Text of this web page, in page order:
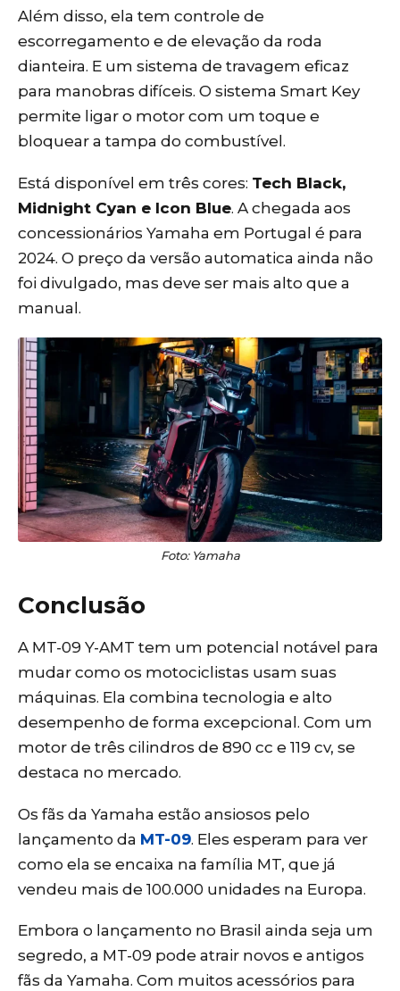
Além disso, ela tem controle de
escorregamento e de elevação da roda
dianteira. E um sistema de travagem eficaz
para manobras difíceis. O sistema Smart Key
permite ligar o motor com um toque e
bloquear a tampa do combustível.
Está disponível em três cores: Tech Black,
Midnight Cyan e Icon Blue. A chegada aos
concessionários Yamaha em Portugal é para
2024. O preço da versão automatica ainda não
foi divulgado, mas deve ser mais alto que a
manual.
Foto: Yamaha
Conclusão
A MT-09 Y-AMT tem um potencial notável para
mudar como os motociclistas usam suas
máquinas. Ela combina tecnologia e alto
desempenho de forma excepcional. Com um
motor de três cilindros de 890 cc e 119 cv, se
destaca no mercado.
Os fãs da Yamaha estão ansiosos pelo
lançamento da MT-09. Eles esperam para ver
como ela se encaixa na família MT, que já
vendeu mais de 100.000 unidades na Europa.
Embora o lançamento no Brasil ainda seja um
segredo, a MT-09 pode atrair novos e antigos
fãs da Yamaha. Com muitos acessórios para